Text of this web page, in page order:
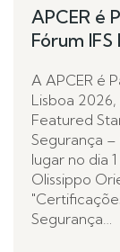
APCER é
Fórum
A APCER é
Lisboa
Featured
Segurança
lugar no dia
Olissippo
Segurança…